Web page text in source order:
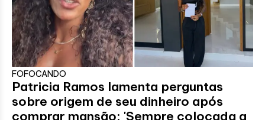
FOFOCANDO
Patricia Ramos lamenta perguntas
sobre origem de seu dinheiro após
comprar mansão: 'Sempre colocada a